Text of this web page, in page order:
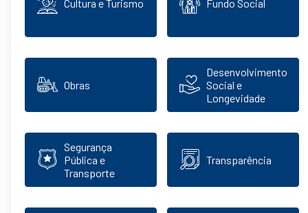
Cultura e Turismo Fundo Social
Obras
Desenvolvimento
Social e
Longevidade
Segurança
Pública e
Transporte
Transparência